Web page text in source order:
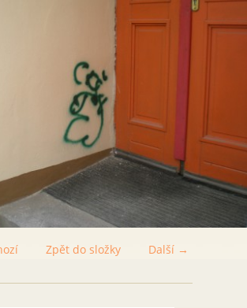
Další →
Zpět do složky